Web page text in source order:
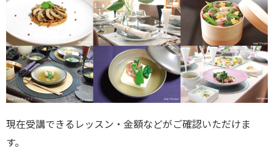
現在受講できるレッスン・金額などがご確認いただけま
す。